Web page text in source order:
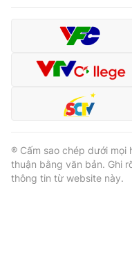
® Cấm sao chép dưới mọi
thuận bằng văn bản. Ghi
thông tin từ website này.